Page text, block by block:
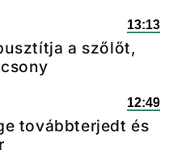
13:13
a szőlőt,
12:49
továbbterjedt és